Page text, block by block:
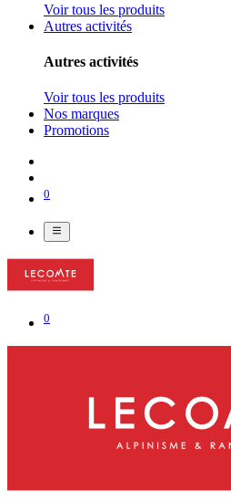
Voir tous les produits
Autres activités
Autres activités
Voir tous les produits
Nos marques
Promotions
0
0